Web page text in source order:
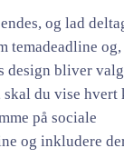
og lad
temadeadline og,
design bliver
skal du vise hvert
på sociale
og inkludere